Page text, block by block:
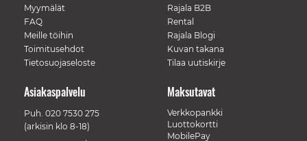
Myymälät
FAQ
Meille töihin
Toimitusehdot
Tietosuojaseloste
Rajala B2B
Rental
Rajala Blogi
Kuvan takana
Tilaa uutiskirje
Maksutavat
Verkkopankki
Luottokortti
MobilePay
Asiakaspalvelu
Puh. 020 7530 275
(arkisin klo 8-18)